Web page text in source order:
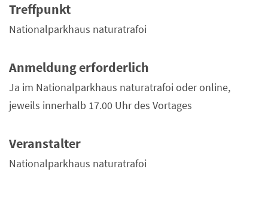
Treffpunkt
Nationalparkhaus naturatrafoi
Anmeldung erforderlich
Ja im Nationalparkhaus naturatrafoi oder online,
jeweils innerhalb 17.00 Uhr des Vortages
Veranstalter
Nationalparkhaus naturatrafoi